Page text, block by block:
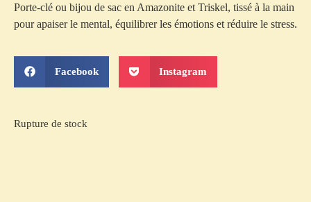
Porte-clé ou bijou de sac en Amazonite et Triskel, tissé à la main
pour apaiser le mental, équilibrer les émotions et réduire le stress.
Facebook Instagram
Rupture de stock